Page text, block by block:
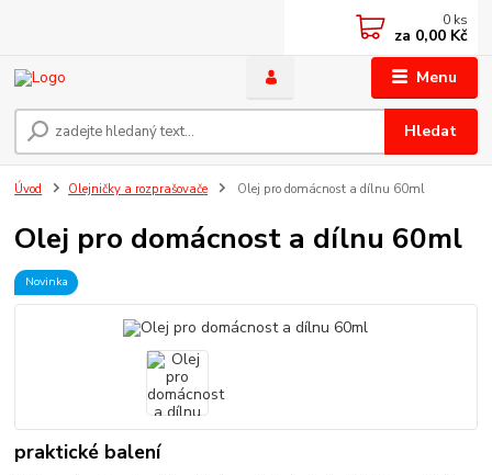
Menu
Hledat
0 ks
za 0,00 Kč
Úvod Olejničky a rozprašovače Olej pro domácnost a dílnu 60ml
Olej pro domácnost a dílnu 60ml
Novinka
praktické balení